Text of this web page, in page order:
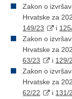
Zakon o
Hrvatske za
149/23
i
Zakon o
Hrvatske za
63/23
i 129/
Zakon o
Hrvatske za
62/22
i 131/